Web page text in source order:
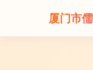
厦门市